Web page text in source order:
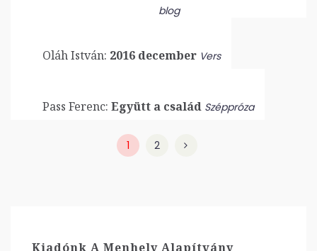
blog
Oláh István: 2016 december Vers
Pass Ferenc: Együtt a család Széppróza
1 2
Kiadónk A Menhely Alapítvány